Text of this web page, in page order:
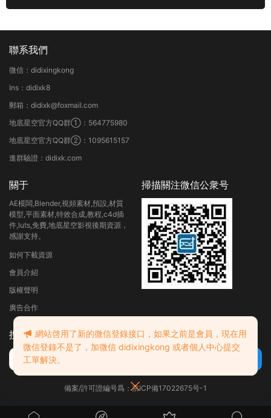
聯系我們
微信：didixingkong
Ins：didixk8
郵箱：didixk@foxmail.com
地底星空官方QQ群①：564775980
地底星空官方QQ群②：1095615157
進群驗證：didixk.com
關于
AE模闆,Blender,視頻素材,預設,材質
模型,平面素材,特效合成,教程,c4d插
件,luts,免費,地底星空影視後期資源，
感謝支持。
如何下載資源
會員介紹
版權聲明
廣告合作
掃描關注微信公衆号
搜索
備案/許可證編号爲：京ICP備17022675号-1
網站啓用了新的微信登錄接口，如果之前是會員，現在用
微信登錄不是了，加微信 didixingkong 或者個人中心提交
工單解決。